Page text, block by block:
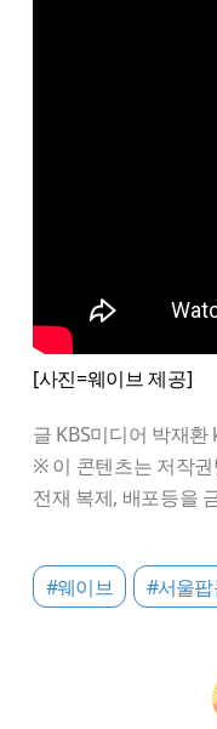
[사진=웨이브 제공]
글 KBS미디어 박재
※ 이 콘텐츠는 저작
전재 복제, 배포등을
#웨이브 #서울